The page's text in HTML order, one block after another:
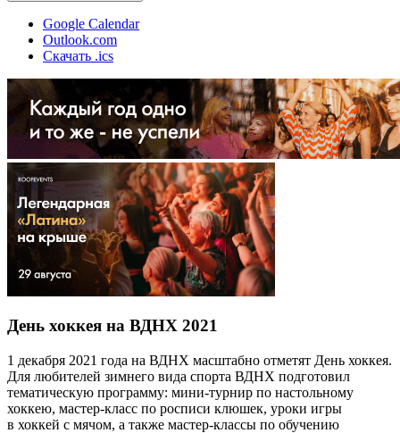
Google Calendar
Outlook.com
Скачать .ics
День хоккея на ВДНХ 2021
1 декабря 2021 года на ВДНХ масштабно отметят День хоккея.
Для любителей зимнего вида спорта ВДНХ подготовил
тематическую программу: мини-турнир по настольному
хоккею, мастер-класс по росписи клюшек, уроки игры
в хоккей с мячом, а также мастер-классы по обучению